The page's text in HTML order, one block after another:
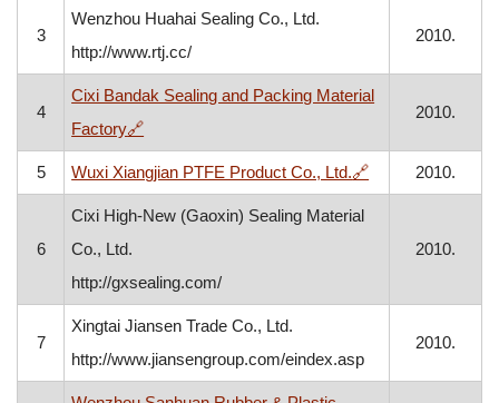
3
Wenzhou Huahai Sealing Co., Ltd.
http://www.rtj.cc/
2010.
4
Cixi Bandak Sealing and Packing Material
Factory🔗, otvara se u novom prozoru
2010.
5 Wuxi Xiangjian PTFE Product Co., Ltd.🔗, otvara se u
2010.
6
Cixi High-New (Gaoxin) Sealing Material
Co., Ltd.
http://gxsealing.com/
2010.
7
Xingtai Jiansen Trade Co., Ltd.
http://www.jiansengroup.com/eindex.asp
2010.